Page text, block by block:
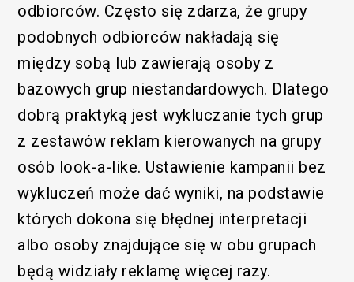
odbiorców. Często się zdarza, że grupy
podobnych odbiorców nakładają się
między sobą lub zawierają osoby z
bazowych grup niestandardowych. Dlatego
dobrą praktyką jest wykluczanie tych grup
z zestawów reklam kierowanych na grupy
osób look-a-like. Ustawienie kampanii bez
wykluczeń może dać wyniki, na podstawie
których dokona się błędnej interpretacji
albo osoby znajdujące się w obu grupach
będą widziały reklamę więcej razy.